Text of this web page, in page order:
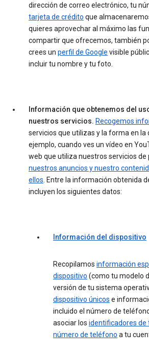
dirección de correo electrónico, tu
tarjeta de crédito que
quieres aprovechar al máximo las
compartir que ofrecemos, también
crees un perfil de Google visible
incluir tu nombre y tu foto.
Información que obtenemos del
nuestros servicios. Recogemos
servicios que utilizas y la forma en la
ejemplo, cuando ves un vídeo en
web que utiliza nuestros servicios de
nuestros anuncios y nuestro
ellos. Entre la información obtenida
incluyen los siguientes datos:
Información del dispositivo
Recopilamos información
dispositivo (como tu modelo
versión de tu sistema
dispositivo únicos e
incluido el número de
asociar los identificadores de
número de teléfono a tu